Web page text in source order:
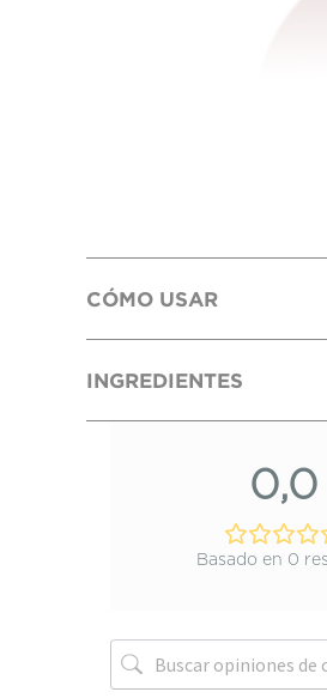
CÓMO USAR
INGREDIENTES
0,0
Basado en 0